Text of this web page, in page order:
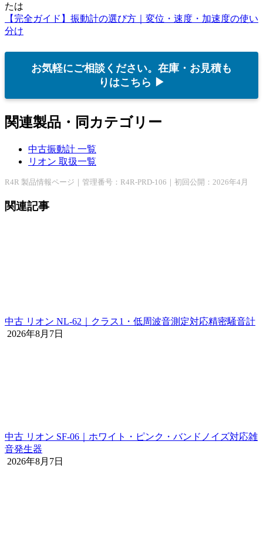
たは
【完全ガイド】振動計の選び方｜変位・速度・加速度の使い
分け
お気軽にご相談ください。在庫・お見積も
りはこちら ▶
関連製品・同カテゴリー
中古振動計 一覧
リオン 取扱一覧
R4R 製品情報ページ｜管理番号：R4R-PRD-106｜初回公開：2026年4月
関連記事
中古 リオン NL-62｜クラス1・低周波音測定対応精密騒音計
2026年8月7日
中古 リオン SF-06｜ホワイト・ピンク・バンドノイズ対応雑
音発生器
2026年8月7日